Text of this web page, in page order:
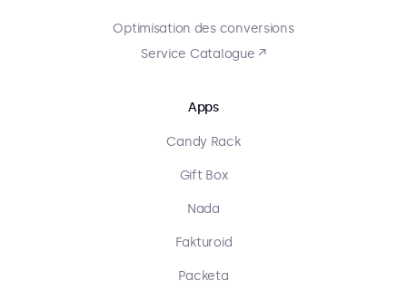
Optimisation des conversions
Service Catalogue ↗
Apps
Candy Rack
Gift Box
Nada
Fakturoid
Packeta